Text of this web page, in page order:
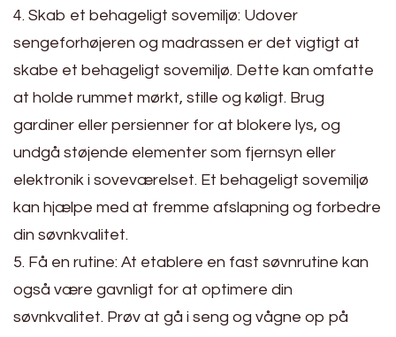
4. Skab et behageligt sovemiljø: Udover
sengeforhøjeren og madrassen er det vigtigt at
skabe et behageligt sovemiljø. Dette kan omfatte
at holde rummet mørkt, stille og køligt. Brug
gardiner eller persienner for at blokere lys, og
undgå støjende elementer som fjernsyn eller
elektronik i soveværelset. Et behageligt sovemiljø
kan hjælpe med at fremme afslapning og forbedre
din søvnkvalitet.
5. Få en rutine: At etablere en fast søvnrutine kan
også være gavnligt for at optimere din
søvnkvalitet. Prøv at gå i seng og vågne op på